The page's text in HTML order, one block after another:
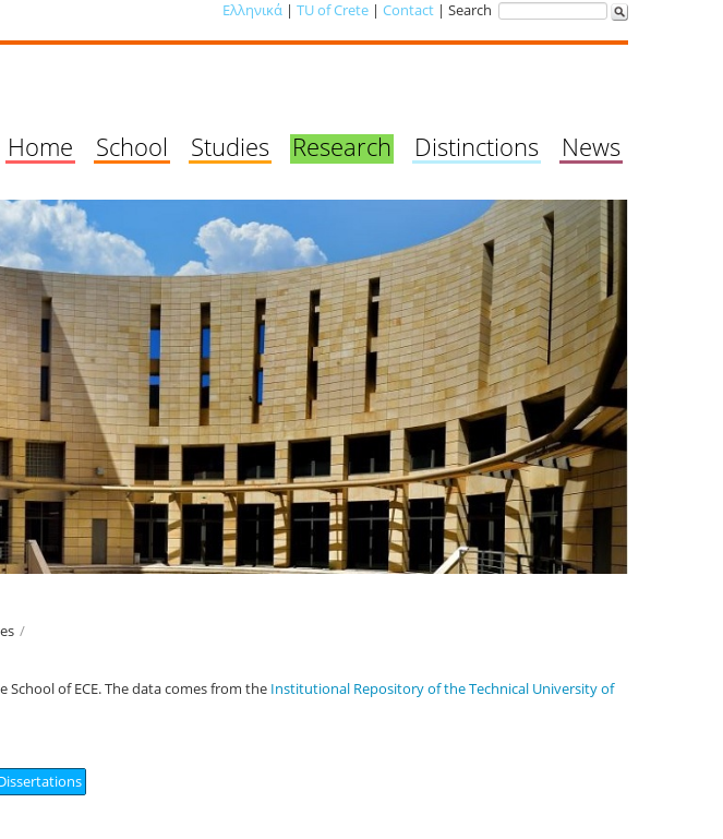
Ελληνικά | TU of Crete | Contact | Search
Home School Studies Research Distinctions News
/
School of ECE. The data comes from the Institutional Repository of the Technical University of